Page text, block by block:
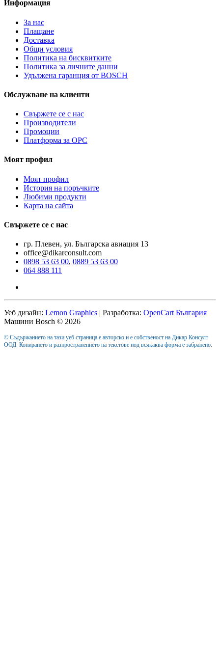
Информация
За нас
Плащане
Доставка
Общи условия
Политика на бисквитките
Политика за личните данни
Удължена гаранция от BOSCH
Обслужване на клиенти
Свържете се с нас
Производители
Промоции
Платформа за ОРС
Моят профил
Моят профил
История на поръчките
Любими продукти
Карта на сайта
Свържете се с нас
гр. Плевен, ул. Българска авиация 13
office@dikarconsult.com
0898 53 63 00, 0889 53 63 00
064 888 111
Уеб дизайн: Lemon Graphics | Разработка: OpenCart България
Машини Bosch © 2026
© Съдържанието на тази уеб страница е авторско и е собственост на Дикар Консулт
ООД. Копирането и разпространението на текстове под всякаква форма е забранено.